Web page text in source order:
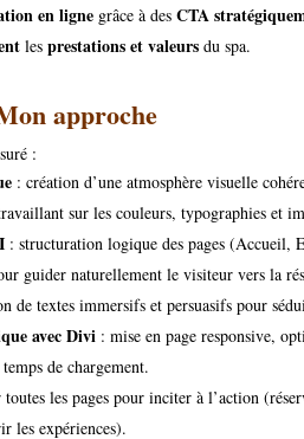
en ligne grâce à desCTA
lesprestations et valeurs du spa.
approche
:
: création d’une atmosphère visuelle
sur les couleurs, typographies et
: structuration logique des pages (Accueil,
guider naturellement le visiteur vers la
de textes immersifs et persuasifs pour
avec Divi : mise en page responsive,
de chargement.
toutes les pages pour inciter à l’action
les expériences).